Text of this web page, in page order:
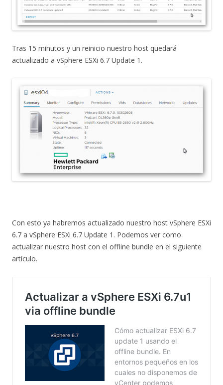
Tras 15 minutos y un reinicio nuestro host quedará
actualizado a vSphere ESXi 6.7 Update 1.
Con esto ya habremos actualizado nuestro host vSphere ESXi
6.7 a vSphere ESXi 6.7 Update 1. Podemos ver como
actualizar nuestro host con el offline bundle en el siguiente
artículo.